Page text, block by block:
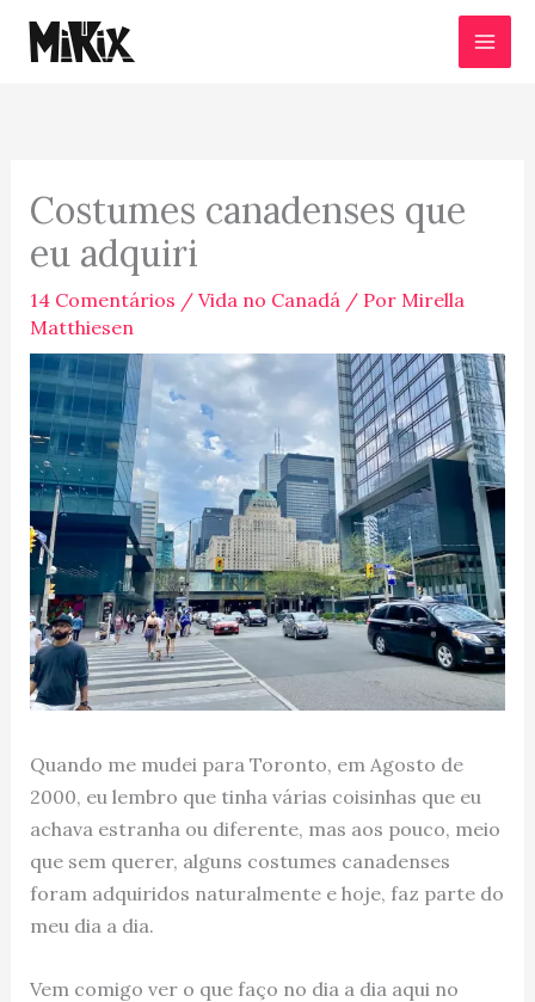
para
Costumes canadenses que
eu adquiri
14 Comentários / Vida no Canadá/ Por Mirella
Matthiesen
Quando me mudei para Toronto, em Agosto de
2000, eu lembro que tinha várias coisinhas que eu
achava estranha ou diferente, mas aos pouco, meio
que sem querer, alguns costumes canadenses
foram adquiridos naturalmente e hoje, faz parte do
meu dia a dia.
Vem comigo ver o que faço no dia a dia aqui no